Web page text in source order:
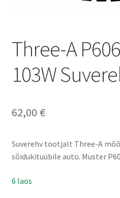
Three-A
103W
62,00 €
Suverehv tootjalt Three-A
sõidukitüübile auto. Muster
6 laos